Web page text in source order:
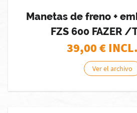
Manetas de freno +
FZS 600 FAZER /
39,00€
Ver el archivo